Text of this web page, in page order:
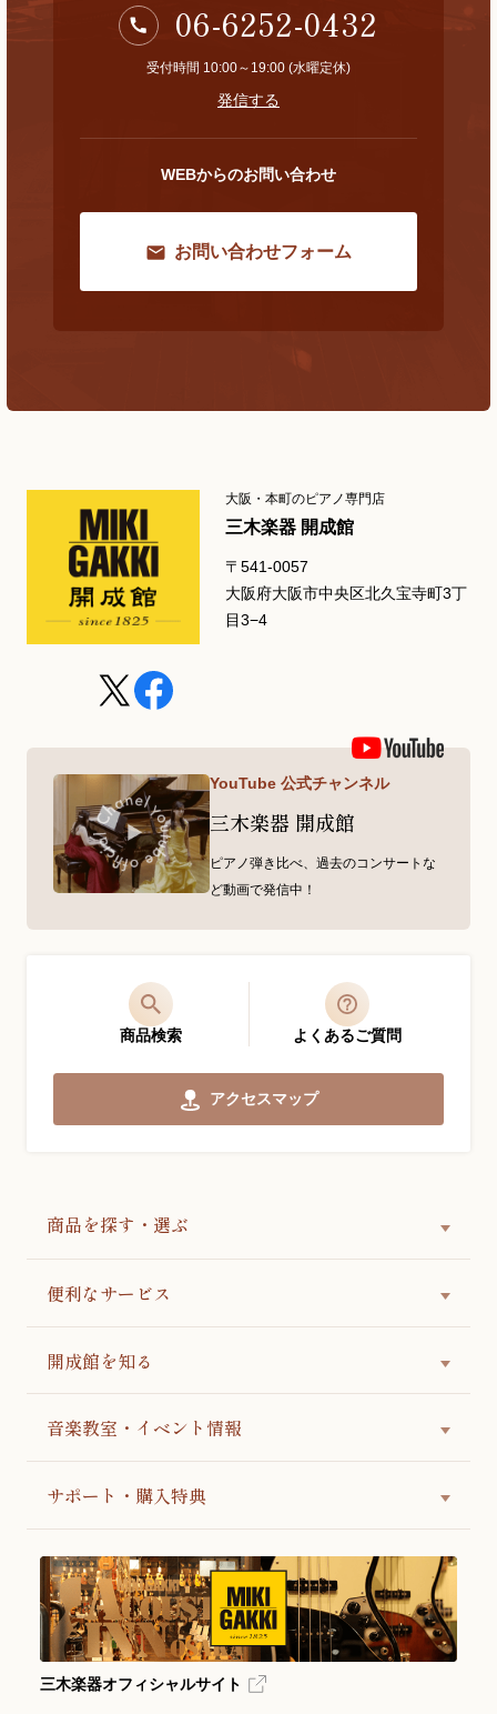
06-6252-0432
受付時間 10:00～19:00 (水曜定休)
発信する
WEBからのお問い合わせ
お問い合わせフォーム
大阪・本町のピアノ専門店
三木楽器 開成館
〒541-0057
大阪府大阪市中央区北久宝寺町3丁
目3−4
YouTube 公式チャンネル
三木楽器 開成館
ピアノ弾き比べ、過去のコンサートな
ど動画で発信中！
商品検索 よくあるご質問
アクセスマップ
商品を探す・選ぶ
便利なサービス
開成館を知る
音楽教室・イベント情報
サポート・購入特典
三木楽器オフィシャルサイト